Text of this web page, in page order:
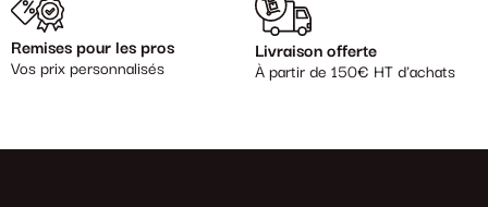
Remises pour les pros
Vos prix personnalisés
Livraison offerte
À partir de 150€ HT d'achats